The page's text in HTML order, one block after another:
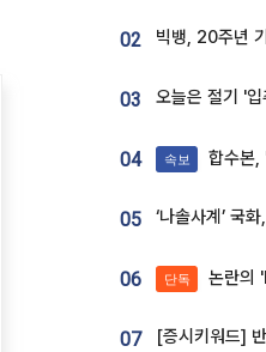
02
03 오늘은 절기 '
04 속보 합수본, '통계
05
06 단독 논란의 'Busan
07